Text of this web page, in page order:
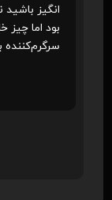
انگیز
بود اما
سرگرم‌کننده